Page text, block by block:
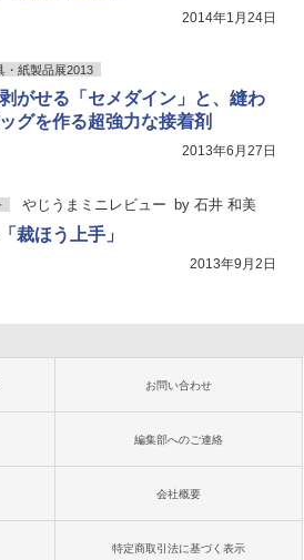
2014年1月24日
・紙製品展2013
がせる「セメダイン」と、縫わ
グを作る超強力な接着剤
2013年6月27日
やじうまミニレビュー by 石井 和美
裁ほう上手」
2013年9月2日
お問い合わせ
編集部へのご連絡
会社概要
特定商取引法に基づく表示